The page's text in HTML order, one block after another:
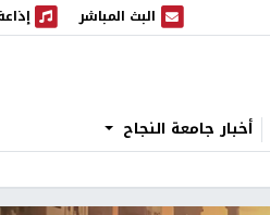
البث المباشر
البث المباشر إذاعة
أخبار جامعة النجاح